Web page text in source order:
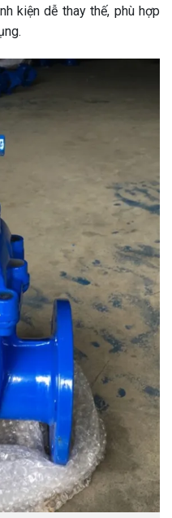
kiện dễ thay thế, phù hợp